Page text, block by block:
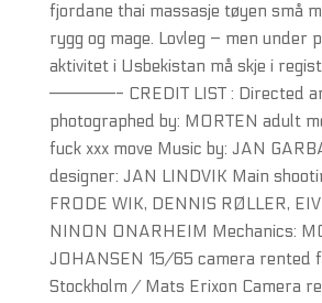
fjordane thai massasje tøyen små
rygg og mage. Lovleg – men under
aktivitet i Usbekistan må skje i
——————- CREDIT LIST : Directed
photographed by: MORTEN adult
fuck xxx move Music by: JAN
designer: JAN LINDVIK Main
FRODE WIK, DENNIS RØLLER,
NINON ONARHEIM Mechanics:
JOHANSEN 15/65 camera rented
Stockholm / Mats Erixon Camera